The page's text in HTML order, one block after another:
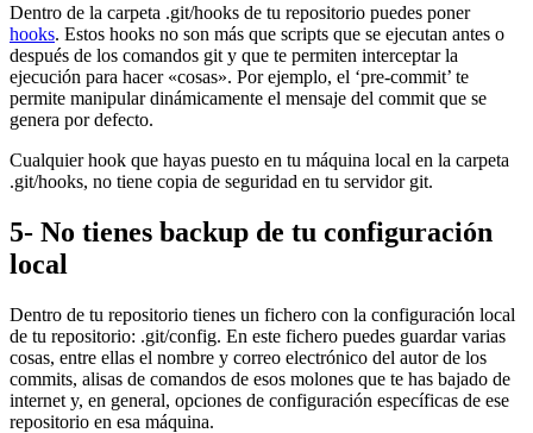
Dentro de la carpeta .git/hooks de tu repositorio puedes poner
hooks. Estos hooks no son más que scripts que se ejecutan antes o
después de los comandos git y que te permiten interceptar la
ejecución para hacer «cosas». Por ejemplo, el ‘pre-commit’ te
permite manipular dinámicamente el mensaje del commit que se
genera por defecto.
Cualquier hook que hayas puesto en tu máquina local en la carpeta
.git/hooks, no tiene copia de seguridad en tu servidor git.
5- No tienes backup de tu configuración
local
Dentro de tu repositorio tienes un fichero con la configuración local
de tu repositorio: .git/config. En este fichero puedes guardar varias
cosas, entre ellas el nombre y correo electrónico del autor de los
commits, alisas de comandos de esos molones que te has bajado de
internet y, en general, opciones de configuración específicas de ese
repositorio en esa máquina.